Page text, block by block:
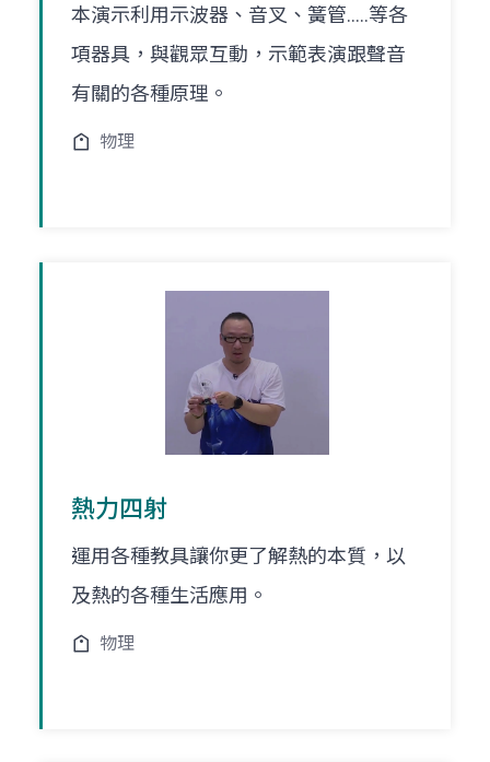
本演示利用示波器、音叉、簧管.....等各
項器具，與觀眾互動，示範表演跟聲音
有關的各種原理。
物理
熱力四射
運用各種教具讓你更了解熱的本質，以
及熱的各種生活應用。
物理